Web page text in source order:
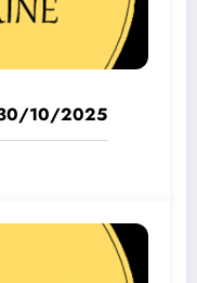
30/10/2025